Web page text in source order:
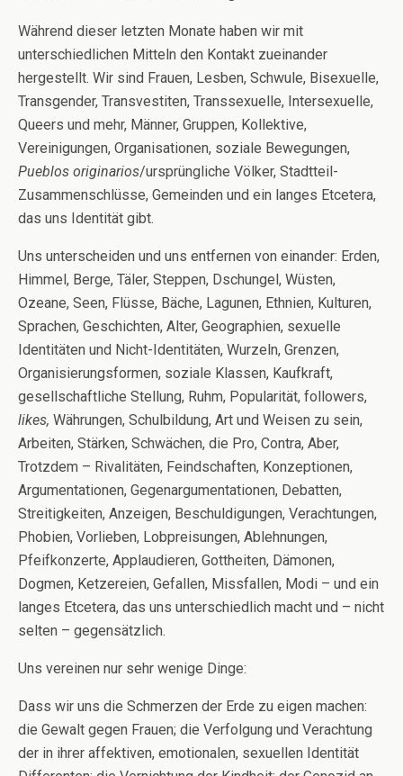
Während dieser letzten Monate haben wir mit
unterschiedlichen Mitteln den Kontakt zueinander
hergestellt. Wir sind Frauen, Lesben, Schwule, Bisexuelle,
Transgender, Transvestiten, Transsexuelle, Intersexuelle,
Queers und mehr, Männer, Gruppen, Kollektive,
Vereinigungen, Organisationen, soziale Bewegungen,
Pueblos originarios/ursprüngliche Völker, Stadtteil-
Zusammenschlüsse, Gemeinden und ein langes Etcetera,
das uns Identität gibt.
Uns unterscheiden und uns entfernen von einander: Erden,
Himmel, Berge, Täler, Steppen, Dschungel, Wüsten,
Ozeane, Seen, Flüsse, Bäche, Lagunen, Ethnien, Kulturen,
Sprachen, Geschichten, Alter, Geographien, sexuelle
Identitäten und Nicht-Identitäten, Wurzeln, Grenzen,
Organisierungsformen, soziale Klassen, Kaufkraft,
gesellschaftliche Stellung, Ruhm, Popularität, followers,
likes, Währungen, Schulbildung, Art und Weisen zu sein,
Arbeiten, Stärken, Schwächen, die Pro, Contra, Aber,
Trotzdem – Rivalitäten, Feindschaften, Konzeptionen,
Argumentationen, Gegenargumentationen, Debatten,
Streitigkeiten, Anzeigen, Beschuldigungen, Verachtungen,
Phobien, Vorlieben, Lobpreisungen, Ablehnungen,
Pfeifkonzerte, Applaudieren, Gottheiten, Dämonen,
Dogmen, Ketzereien, Gefallen, Missfallen, Modi – und ein
langes Etcetera, das uns unterschiedlich macht und – nicht
selten – gegensätzlich.
Uns vereinen nur sehr wenige Dinge:
Dass wir uns die Schmerzen der Erde zu eigen machen:
die Gewalt gegen Frauen; die Verfolgung und Verachtung
der in ihrer affektiven, emotionalen, sexuellen Identität